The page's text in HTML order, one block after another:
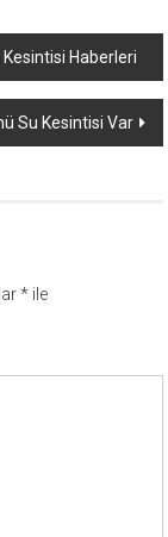
Haberleri
Su Kesintisi Var
* ile